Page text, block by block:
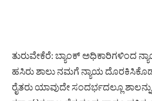
ತುರುವೇಕೆರೆ: ಬ್ಯಾಂಕ್ ಅಧಿಕಾರಿಗಳಿಂದ
ಹಸಿರು ಶಾಲು ನಮಗೆ ನ್ಯಾಯ
ರೈತರು ಯಾವುದೇ ಸಂದರ್ಭದಲ್ಲೂ